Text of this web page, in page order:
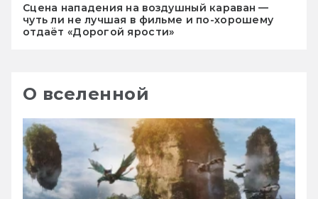
Сцена нападения на воздушный караван —
чуть ли не лучшая в фильме и по-хорошему
отдаёт «Дорогой ярости»
О вселенной